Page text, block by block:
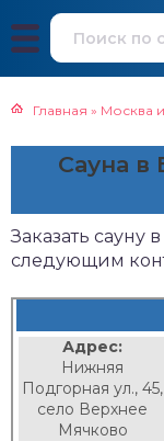
Главная » Москва
Сауна в
Заказать сауну
следующим
Адрес:
Нижняя
Подгорная ул., 45,
село Верхнее
Мячково